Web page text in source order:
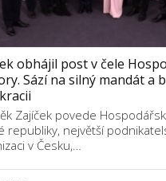
obhájil post v čele
Sází na silný mandát a
Zajíček povede
republiky, největší
v Česku,…